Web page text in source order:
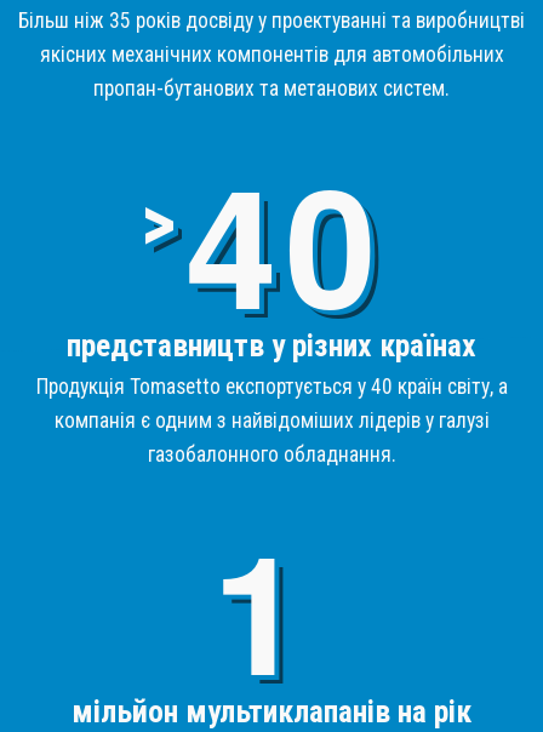
Більш ніж 35 років досвіду у проектуванні та виробництві
якісних механічних компонентів для автомобільних
пропан-бутанових та метанових систем.
>4
представництв у різних країнах
Продукція Tomasetto експортується у 40 країн світу, а
компанія є одним з найвідоміших лідерів у галузі
газобалонного обладнання.
мільйон мультиклапанів на рік